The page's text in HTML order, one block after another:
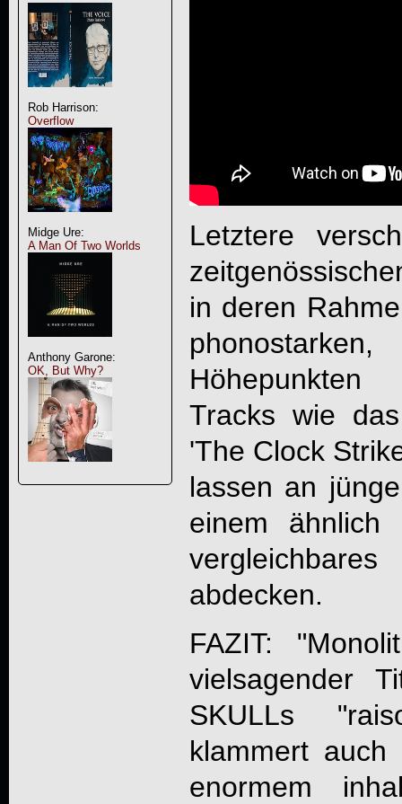
Rob Harrison:
Overflow
Midge Ure:
A Man Of Two Worlds
Anthony Garone:
OK, But Why?
Letztere
in deren
Höhepunkten
Tracks wie
'The Clock
lassen an
einem ähnlich
abdecken.
FAZIT: "
vielsagender
SKULLs
klammert
enormem